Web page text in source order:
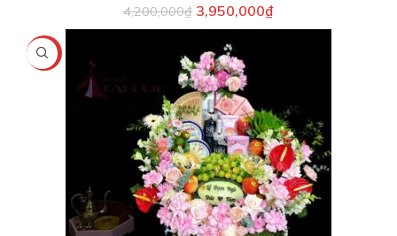
4,200,000₫ 3,950,000₫
-16%